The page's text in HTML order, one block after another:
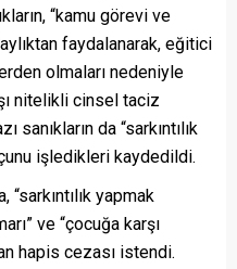
“kamu görevi ve
faydalanarak, eğitici
olmaları nedeniyle
nitelikli cinsel taciz
da “sarkıntılık
işledikleri kaydedildi.
“sarkıntılık yapmak
ve “çocuğa karşı
hapis cezası istendi.